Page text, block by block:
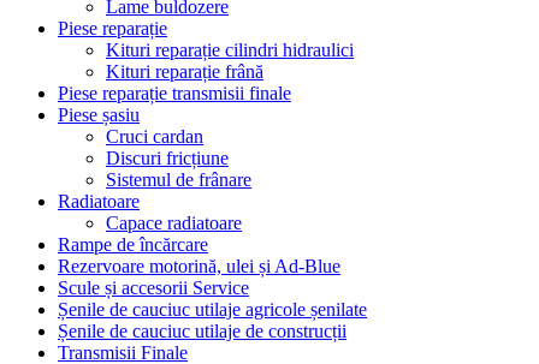
Lame buldozere
Piese reparație
Kituri reparație cilindri hidraulici
Kituri reparație frână
Piese reparație transmisii finale
Piese șasiu
Cruci cardan
Discuri fricțiune
Sistemul de frânare
Radiatoare
Capace radiatoare
Rampe de încărcare
Rezervoare motorină, ulei și Ad-Blue
Scule și accesorii Service
Șenile de cauciuc utilaje agricole șenilate
Șenile de cauciuc utilaje de construcții
Transmisii Finale